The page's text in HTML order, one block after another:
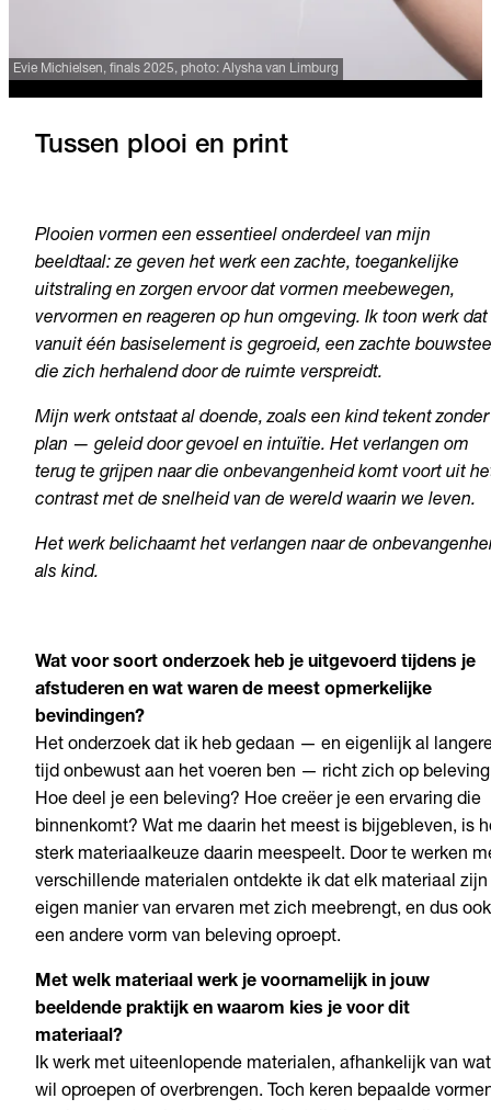
Evie Michielsen, finals 2025, photo: Alysha van Limburg
Tussen plooi en print
Plooien vormen een essentieel onderdeel van mijn
beeldtaal: ze geven het werk een zachte, toegankelijke
uitstraling en zorgen ervoor dat vormen meebewegen,
vervormen en reageren op hun omgeving. Ik toon werk dat
vanuit één basiselement is gegroeid, een zachte
die zich herhalend door de ruimte verspreidt.
Mijn werk ontstaat al doende, zoals een kind tekent zonder
plan — geleid door gevoel en intuïtie. Het verlangen om
terug te grijpen naar die onbevangenheid komt voort uit
contrast met de snelheid van de wereld waarin we leven.
Het werk belichaamt het verlangen naar de
als kind.
Wat voor soort onderzoek heb je uitgevoerd tijdens je
afstuderen en wat waren de meest opmerkelijke
bevindingen?
Het onderzoek dat ik heb gedaan — en eigenlijk al
tijd onbewust aan het voeren ben — richt zich op
Hoe deel je een beleving? Hoe creëer je een ervaring die
binnenkomt? Wat me daarin het meest is bijgebleven, is
sterk materiaalkeuze daarin meespeelt. Door te werken
verschillende materialen ontdekte ik dat elk materiaal zijn
eigen manier van ervaren met zich meebrengt, en dus ook
een andere vorm van beleving oproept.
Met welk materiaal werk je voornamelijk in jouw
beeldende praktijk en waarom kies je voor dit
materiaal?
Ik werk met uiteenlopende materialen, afhankelijk van
wil oproepen of overbrengen. Toch keren bepaalde